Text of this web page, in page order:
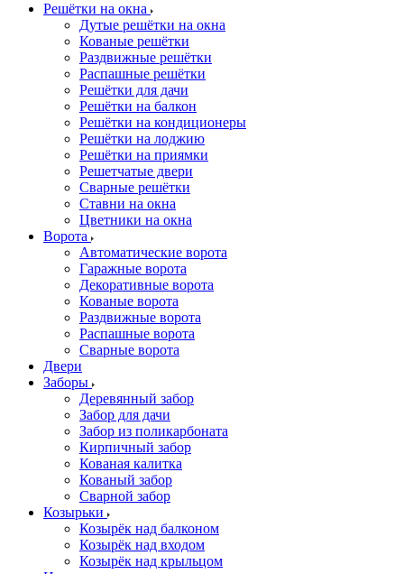
Решётки на окна
Дутые решётки на окна
Кованые решётки
Раздвижные решётки
Распашные решётки
Решётки для дачи
Решётки на балкон
Решётки на кондиционеры
Решётки на лоджию
Решётки на приямки
Решетчатые двери
Сварные решётки
Ставни на окна
Цветники на окна
Ворота
Автоматические ворота
Гаражные ворота
Декоративные ворота
Кованые ворота
Раздвижные ворота
Распашные ворота
Сварные ворота
Двери
Заборы
Деревянный забор
Забор для дачи
Забор из поликарбоната
Кирпичный забор
Кованая калитка
Кованый забор
Сварной забор
Козырьки
Козырёк над балконом
Козырёк над входом
Козырёк над крыльцом